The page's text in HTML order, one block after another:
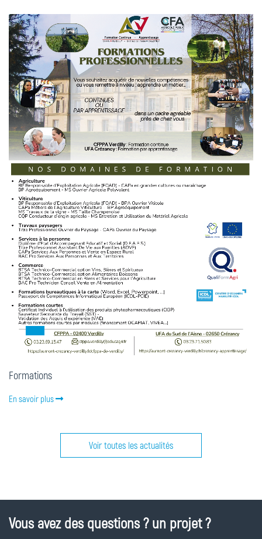
Formations
En savoir plus
Voir toutes les actualités
Vous avez des questions ? un projet ?